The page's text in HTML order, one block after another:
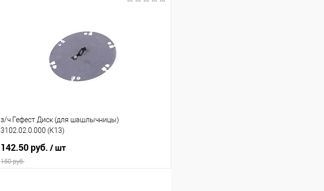
Сравнение
В наличии
з/ч Гефест Диск (для шашлычницы)
3102.02.0.000 (К13)
142.50 руб. / шт
150 руб.